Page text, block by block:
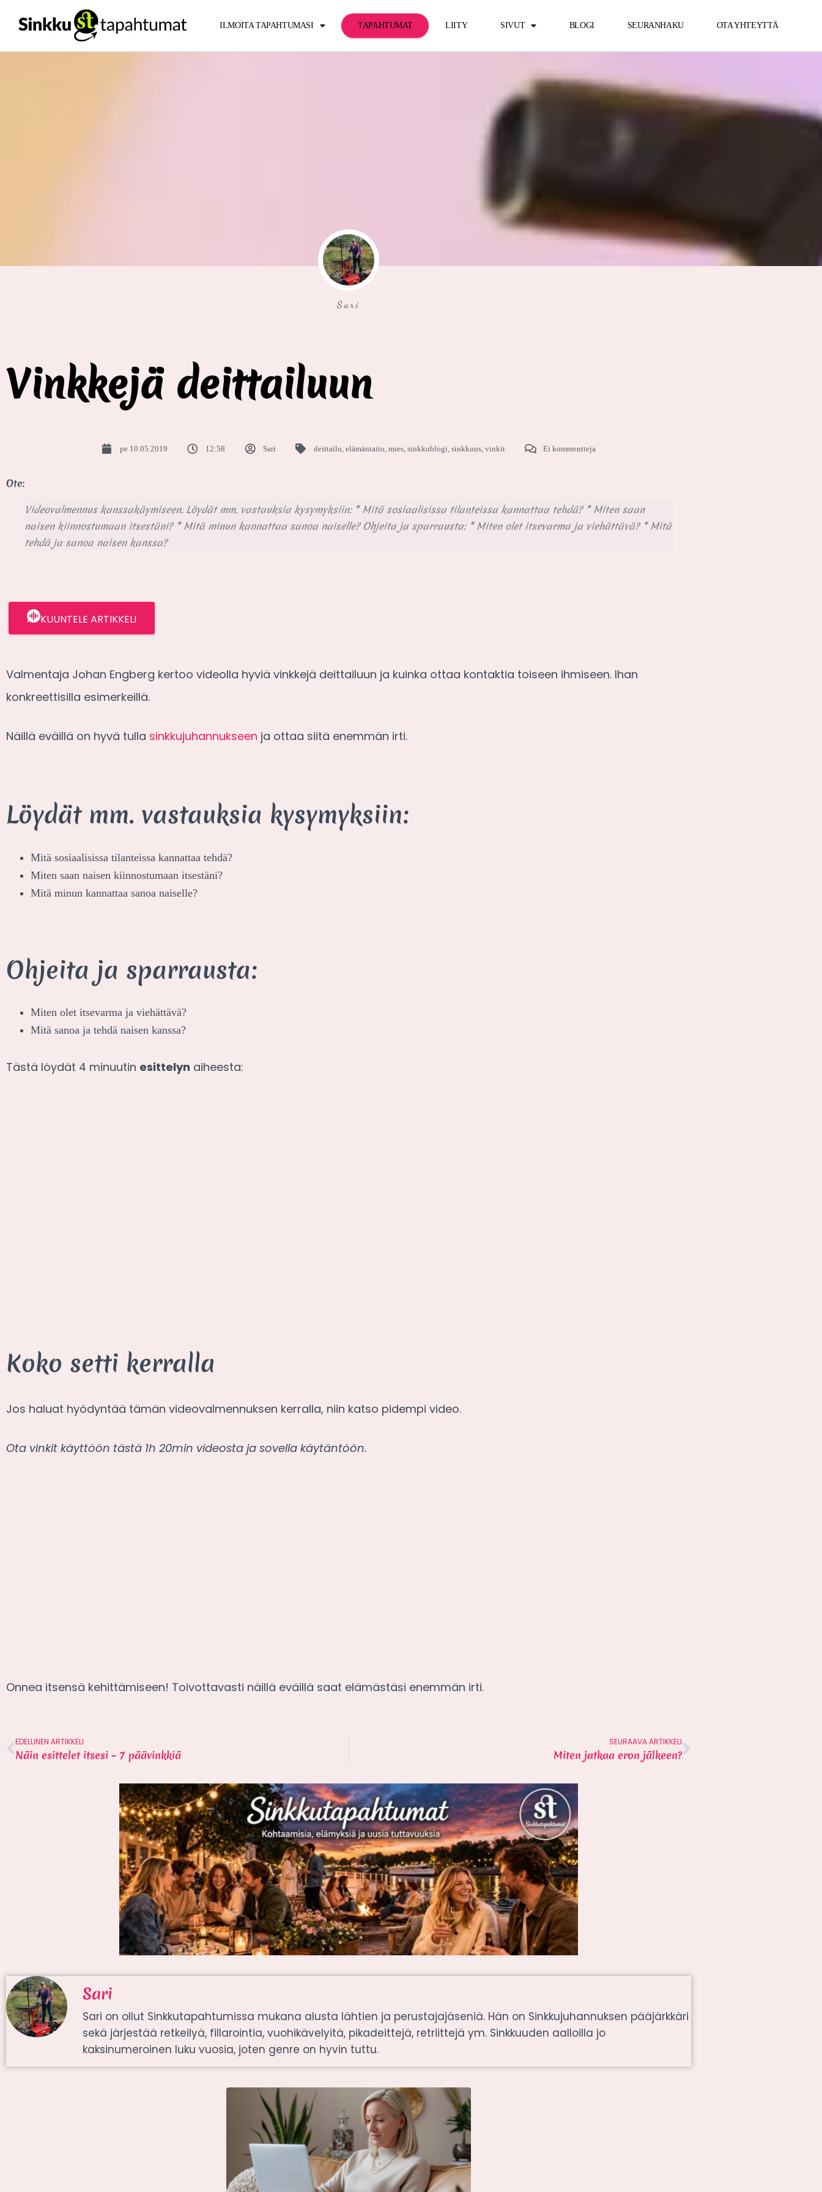
ILMOITA TAPAHTUMASI TAPAHTUMAT LIITY SIVUT BLOGI SEURANHAKU OTA YHTEYTTÄ
Sari
Vinkkejä deittailuun
pe 10.05.2019 12:58 Sari deittailu elämäntaito mies sinkkublogi sinkkuus vinkit Ei kommentteja
Ote:
Videovalmennus kanssakäymiseen. Löydät mm. vastauksia kysymyksiin: * Mitä sosiaalisissa tilanteissa kannattaa tehdä? * Miten saan
naisen kiinnostumaan itsestäni? * Mitä minun kannattaa sanoa naiselle? Ohjeita ja sparrausta: * Miten olet itsevarma ja viehättävä? * Mitä
tehdä ja sanoa naisen kanssa?
KUUNTELE ARTIKKELI
Valmentaja Johan Engberg kertoo videolla hyviä vinkkejä deittailuun ja kuinka ottaa kontaktia toiseen ihmiseen. Ihan
konkreettisilla esimerkeillä.
Näillä eväillä on hyvä tulla sinkkujuhannukseen ja ottaa siitä enemmän irti.
Löydät mm. vastauksia kysymyksiin:
Mitä sosiaalisissa tilanteissa kannattaa tehdä?
Miten saan naisen kiinnostumaan itsestäni?
Mitä minun kannattaa sanoa naiselle?
Ohjeita ja sparrausta:
Miten olet itsevarma ja viehättävä?
Mitä sanoa ja tehdä naisen kanssa?
Tästä löydät 4 minuutin esittelyn aiheesta:
Koko setti kerralla
Jos haluat hyödyntää tämän videovalmennuksen kerralla, niin katso pidempi video.
Ota vinkit käyttöön tästä 1h 20min videosta ja sovella käytäntöön.
Onnea itsensä kehittämiseen! Toivottavasti näillä eväillä saat elämästäsi enemmän irti.
EDELLINEN ARTIKKELI
Näin esittelet itsesi – 7 päävinkkiä
SEURAAVA ARTIKKELI
Miten jatkaa eron jälkeen?
Sari
Sari on ollut Sinkkutapahtumissa mukana alusta lähtien ja perustajajäseniä. Hän on Sinkkujuhannuksen pääjärkkäri
sekä järjestää retkeilyä, fillarointia, vuohikävelyitä, pikadeittejä, retriittejä ym. Sinkkuuden aalloilla jo
kaksinumeroinen luku vuosia, joten genre on hyvin tuttu.